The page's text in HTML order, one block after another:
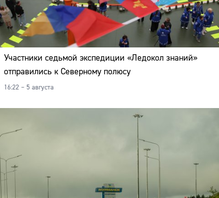
Участники седьмой экспедиции «Ледокол знаний»
отправились к Северному полюсу
16:22 – 5 августа